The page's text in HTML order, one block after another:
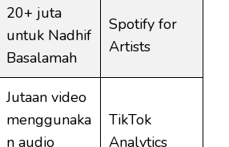
20+ juta
untuk Nadhif
Basalamah
Spotify for
Artists
Jutaan video
menggunaka
n audio
TikTok
Analytics